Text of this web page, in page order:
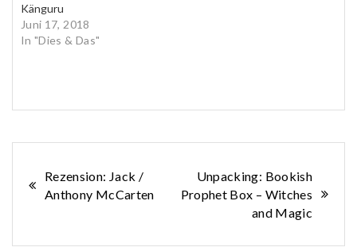
Känguru
Juni 17, 2018
In "Dies & Das"
Beitragsnavigation
Rezension: Jack /
Anthony McCarten
Unpacking: Bookish
Prophet Box – Witches
and Magic